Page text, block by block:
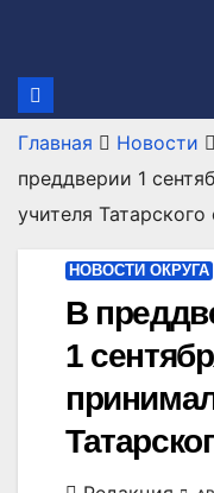
содержимому
Главная Новости
преддверии 1
учителя Татарского
НОВОСТИ ОКРУГА
В
1